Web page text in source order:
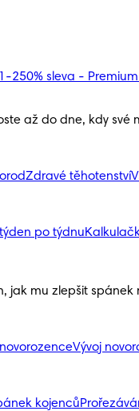
250% sleva -
až do dne, kdy své
Zdravé těhotenství
po týdnu
jak mu zlepšit
Vývoj
kojenců